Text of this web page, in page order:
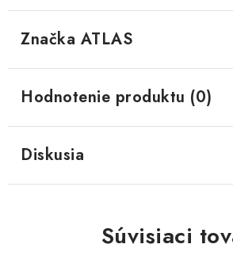
Značka ATLAS
Hodnotenie produktu (0)
Diskusia
Súvisiaci